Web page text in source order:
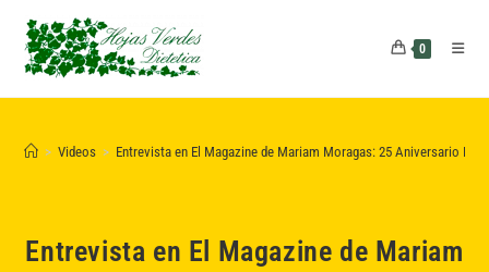
contenido
0
> Videos > Entrevista en El Magazine de Mariam Moragas: 25 Aniversario
Entrevista en El Magazine de Mariam